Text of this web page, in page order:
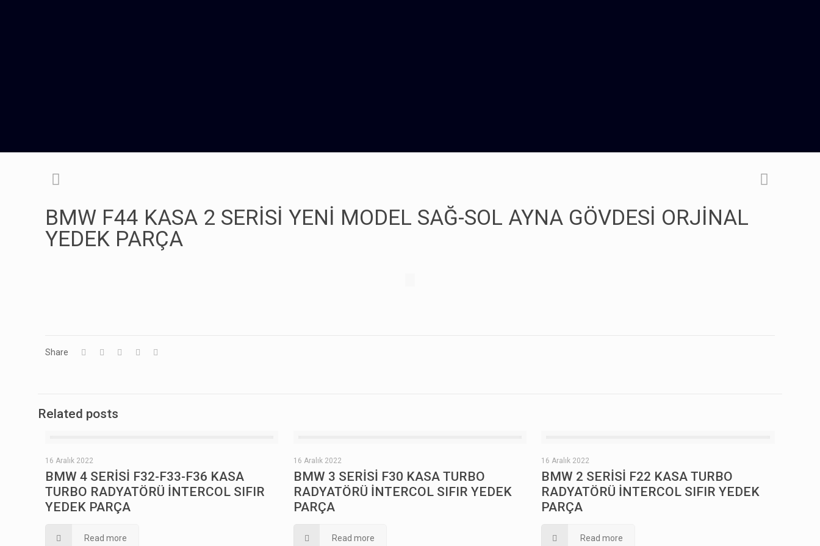
BMW F44 KASA 2 SERİSİ YENİ MODEL SAĞ-SOL AYNA GÖVDESİ ORJİNAL
YEDEK PARÇA
Share
Related posts
16 Aralık 2022
BMW 4 SERİSİ F32-F33-F36 KASA
TURBO RADYATÖRÜ İNTERCOL SIFIR
YEDEK PARÇA
Read more
16 Aralık 2022
BMW 3 SERİSİ F30 KASA TURBO
RADYATÖRÜ İNTERCOL SIFIR YEDEK
PARÇA
Read more
16 Aralık 2022
BMW 2 SERİSİ F22 KASA TURBO
RADYATÖRÜ İNTERCOL SIFIR YEDEK
PARÇA
Read more